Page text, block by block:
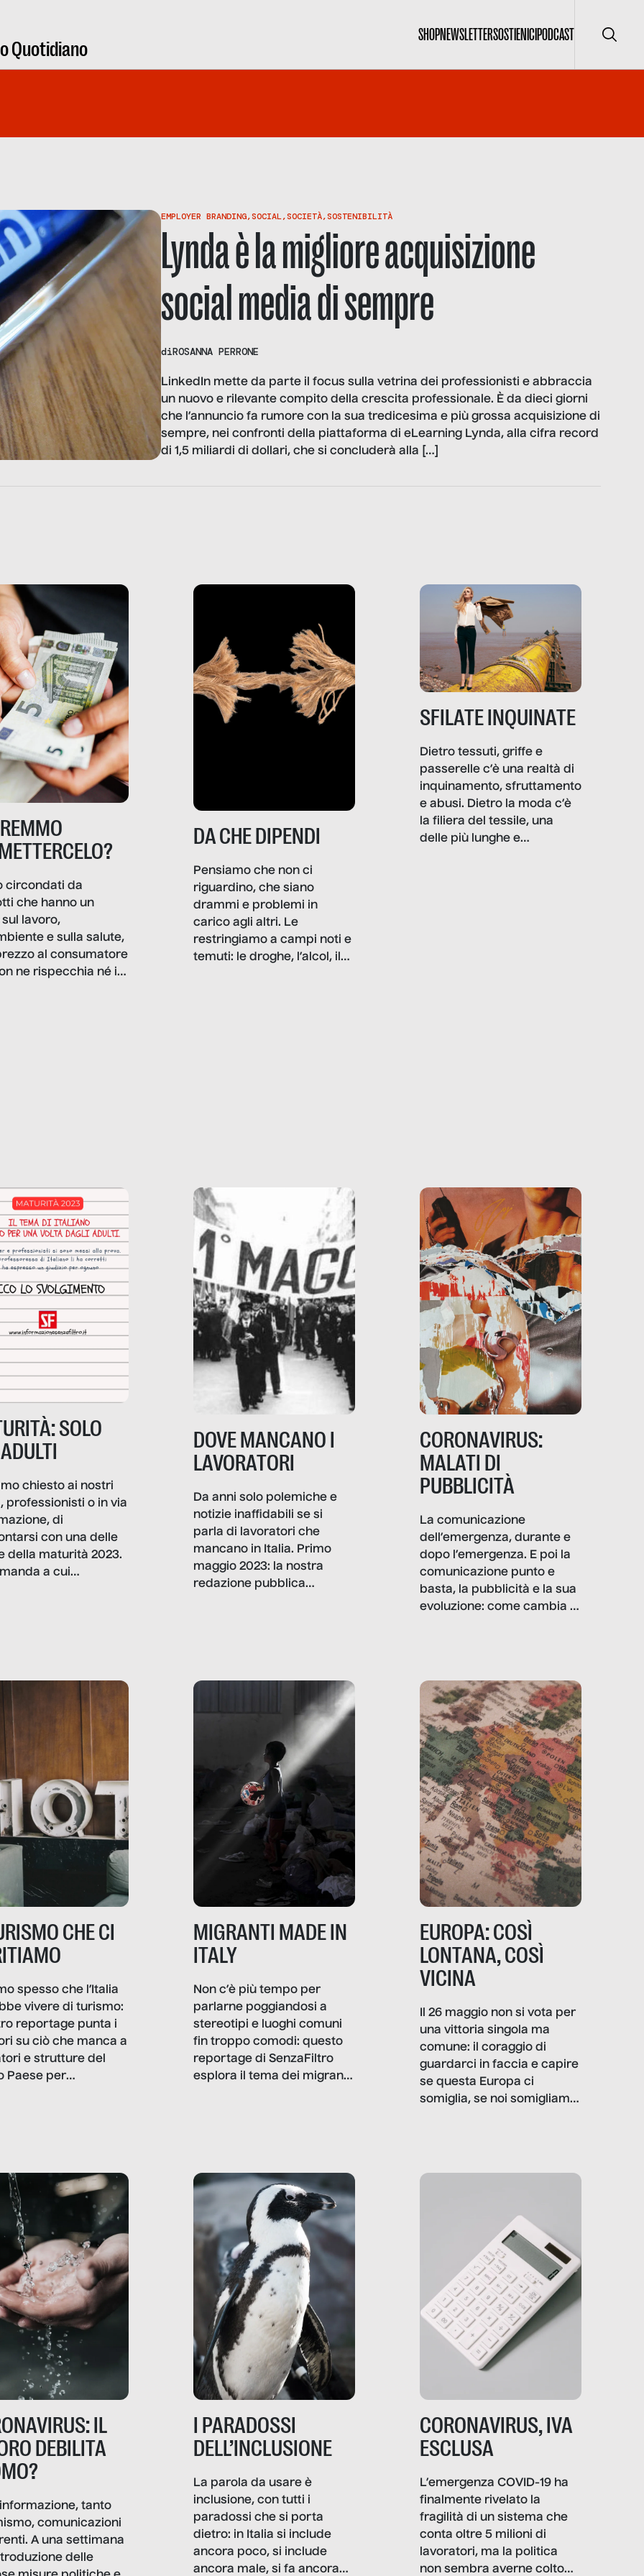
Quotidiano
SHOPNEWSLETTERSOSTIENICIPODCAST Cerca
EMPLOYER BRANDING,SOCIAL,SOCIETÀ,SOSTENIBILITÀ
Lynda è la migliore acquisizione
social media di sempre
diROSANNA PERRONE
LinkedIn mette da parte il focus sulla vetrina dei professionisti e abbraccia
un nuovo e rilevante compito della crescita professionale. È da dieci giorni
che l’annuncio fa rumore con la sua tredicesima e più grossa acquisizione di
sempre, nei confronti della piattaforma di eLearning Lynda, alla cifra record
di 1,5 miliardi di dollari, che si concluderà alla […]
circondati da
che hanno un
lavoro,
e sulla salute,
al consumatore
ne rispecchia né il
la nostra vita
DA CHE DIPENDI
Pensiamo che non ci
riguardino, che siano
drammi e problemi in
carico agli altri. Le
restringiamo a campi noti e
temuti: le droghe, l’alcol, il
come.
SFILATE INQUINATE
Dietro tessuti, griffe e
passerelle c’è una realtà di
inquinamento, sfruttamento
e abusi. Dietro la moda c’è
la filiera del tessile, una
delle più lunghe e
SOLO
chiesto ai nostri
professionisti o in via
di
con una delle
della maturità 2023.
a cui
DOVE MANCANO I
LAVORATORI
Da anni solo polemiche e
notizie inaffidabili se si
parla di lavoratori che
mancano in Italia. Primo
maggio 2023: la nostra
redazione pubblica
la sanità, la ristorazione,
la scuola, le fabbriche,
amministrazione, l’edilizia,
CORONAVIRUS:
MALATI DI
PUBBLICITÀ
La comunicazione
dell’emergenza, durante e
dopo l’emergenza. E poi la
comunicazione punto e
basta, la pubblicità e la sua
evoluzione: come cambia il
CHE CI
spesso che l’Italia
vivere di turismo:
reportage punta i
su ciò che manca a
e strutture del
Paese per
MIGRANTI MADE IN
ITALY
Non c’è più tempo per
parlarne poggiandosi a
stereotipi e luoghi comuni
fin troppo comodi: questo
reportage di SenzaFiltro
esplora il tema dei migranti
ripensano.
EUROPA: COSÌ
LONTANA, COSÌ
VICINA
Il 26 maggio non si vota per
una vittoria singola ma
comune: il coraggio di
guardarci in faccia e capire
se questa Europa ci
somiglia, se noi somigliamo
comunica, quanto vale […]
IL
DEBILITA
tanto
comunicazioni
A una settimana
delle
I PARADOSSI
DELL’INCLUSIONE
La parola da usare è
inclusione, con tutti i
paradossi che si porta
dietro: in Italia si include
ancora poco, si include
ancora male, si fa ancora
CORONAVIRUS, IVA
ESCLUSA
L’emergenza COVID-19 ha
finalmente rivelato la
fragilità di un sistema che
conta oltre 5 milioni di
lavoratori, ma la politica
non sembra averne colto